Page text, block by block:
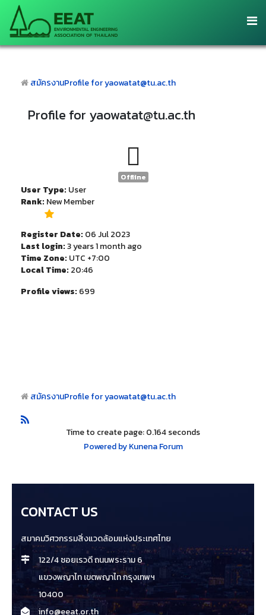
สมัครงานProfile for yaowatat@tu.ac.th
Profile for yaowatat@tu.ac.th
Offline
User Type: User
Rank: New Member
Register Date: 06 Jul 2023
Last login:3 years 1 month ago
Time Zone: UTC +7:00
Local Time: 20:46
Profile views: 699
สมัครงานProfile for yaowatat@tu.ac.th
Time to create page: 0.164 seconds
Powered by Kunena Forum
CONTACT US
สมาคมวิศวกรรมสิ่งแวดล้อมแห่งประเทศไทย
122/4 ซอยเรวดี ถนนพระราม 6
แขวงพญาไท เขตพญาไท กรุงเทพฯ
10400
info@eeat.or.th